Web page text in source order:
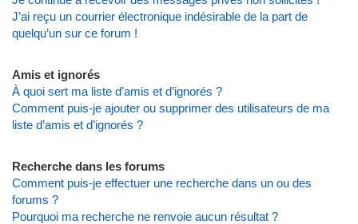
J’ai reçu un courrier électronique indésirable de la part de
quelqu’un sur ce forum !
Amis et ignorés
À quoi sert ma liste d’amis et d’ignorés ?
Comment puis-je ajouter ou supprimer des utilisateurs de ma
liste d’amis et d’ignorés ?
Recherche dans les forums
Comment puis-je effectuer une recherche dans un ou des
forums ?
Pourquoi ma recherche ne renvoie aucun résultat ?